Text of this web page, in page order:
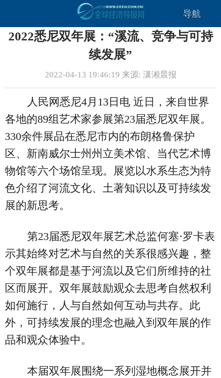
导航
2022悉尼双年展：“溪流、竞争与可持
续发展”
2022-04-13 19:46:19 来源: 潇湘晨报
人民网悉尼4月13日电 近日，来自世界
各地的89组艺术家参展第23届悉尼双年展。
330余件展品在悉尼市内的布朗格鲁保护
区、新南威尔士州州立美术馆、当代艺术博
物馆等六个场馆呈现。展览以水系生态为特
色介绍了河流文化、土著知识以及可持续发
展的新思考。
第23届悉尼双年展艺术总监何塞·罗卡表
示其始终对艺术与自然的关系很感兴趣，整
个双年展都是基于河流以及它们所维持的社
区而展开。双年展鼓励观众去思考自然权利
如何施行，人与自然如何互动与共存。此
外，可持续发展的理念也融入到双年展的作
品和观众体验中。
本届双年展围绕一系列湿地概念展开并